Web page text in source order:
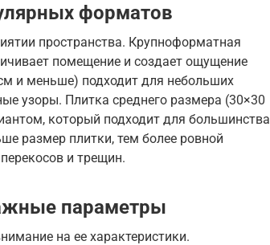
форматов
пространства. Крупноформатная
помещение и создает ощущение
и меньше) подходит для небольших
узоры. Плитка среднего размера (30×30
который подходит для большинства
размер плитки, тем более ровной
и трещин.
параметры
на ее характеристики.